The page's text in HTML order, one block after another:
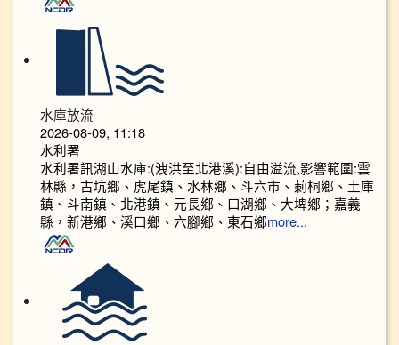
水庫放流
2026-08-09, 11:18
水利署
水利署訊湖山水庫:(洩洪至北港溪):自由溢流,影響範圍:雲
林縣，古坑鄉、虎尾鎮、水林鄉、斗六市、莿桐鄉、土庫
鎮、斗南鎮、北港鎮、元長鄉、口湖鄉、大埤鄉；嘉義
縣，新港鄉、溪口鄉、六腳鄉、東石鄉more...